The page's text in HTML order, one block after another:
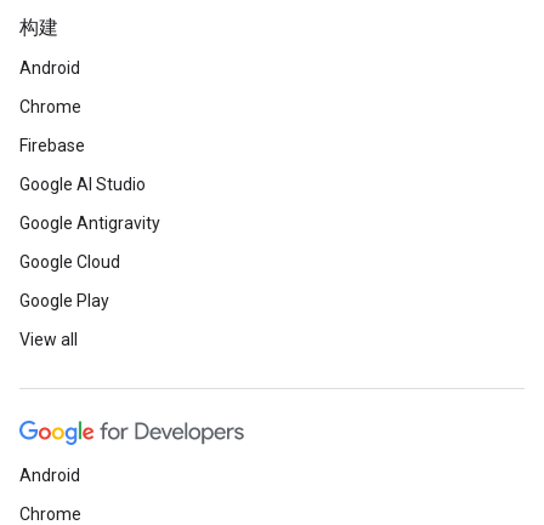
构建
Android
Chrome
Firebase
Google AI Studio
Google Antigravity
Google Cloud
Google Play
View all
Android
Chrome